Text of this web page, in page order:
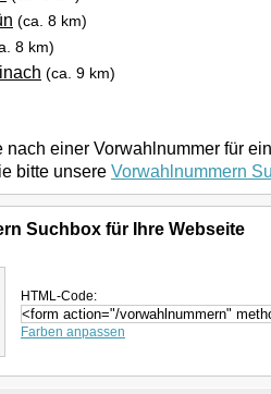
(ca. 8 km)
8 km)
(ca. 9 km)
nach einer Vorwahlnummer für
bitte unsere Vorwahlnummern
Suchbox für Ihre Webseite
HTML-Code:
Farben anpassen